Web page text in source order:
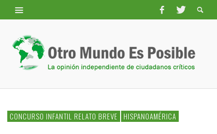
CONCURSO INFANTIL RELATO BREVE HISPANOAMÉRICA